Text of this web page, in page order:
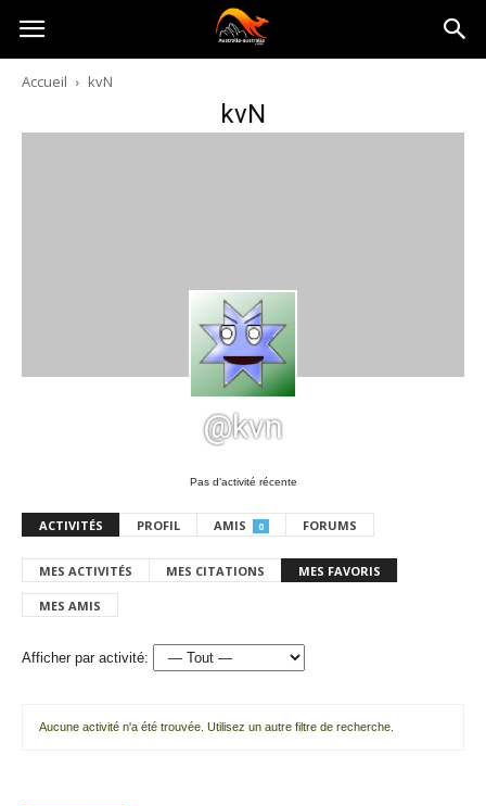
Australia-
australie.com
Accueil kvN
kvN
@kvn
Pas d’activité récente
ACTIVITÉS PROFIL AMIS 0 FORUMS
MES ACTIVITÉS MES CITATIONS MES FAVORIS
MES AMIS
Afficher par activité:
Aucune activité n'a été trouvée. Utilisez un autre filtre de recherche.